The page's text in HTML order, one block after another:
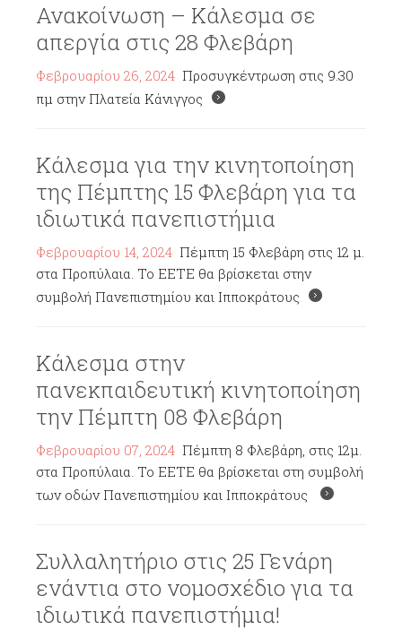
Ανακοίνωση – Κάλεσμα σε
απεργία στις 28 Φλεβάρη
Φεβρουαρίου 26, 2024 Προσυγκέντρωση στις 9.30
πμ στην Πλατεία Κάνιγγος
Κάλεσμα για την κινητοποίηση
της Πέμπτης 15 Φλεβάρη για τα
ιδιωτικά πανεπιστήμια
Φεβρουαρίου 14, 2024 Πέμπτη 15 Φλεβάρη στις 12 μ.
στα Προπύλαια. Το ΕΕΤΕ θα βρίσκεται στην
συμβολή Πανεπιστημίου και Ιπποκράτους
Κάλεσμα στην
πανεκπαιδευτική κινητοποίηση
την Πέμπτη 08 Φλεβάρη
Φεβρουαρίου 07, 2024 Πέμπτη 8 Φλεβάρη, στις 12μ.
στα Προπύλαια. Το ΕΕΤΕ θα βρίσκεται στη συμβολή
των οδών Πανεπιστημίου και Ιπποκράτους
Συλλαλητήριο στις 25 Γενάρη
ενάντια στο νομοσχέδιο για τα
ιδιωτικά πανεπιστήμια!